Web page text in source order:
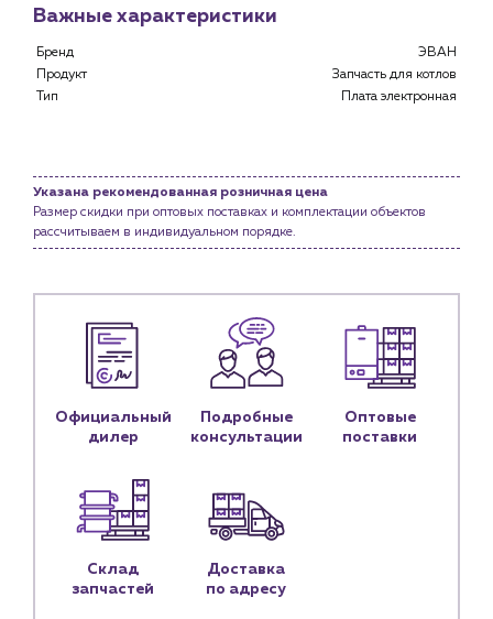
Доставка
Портфолио
Блог
Личный кабинет
Контакты
Контактные данные
Чат-бот
+7 (918) 070-19-79
Важные характеристики
Бренд
ЭВАН
Продукт
Запчасть для котлов
Тип
Плата электронная
Указана рекомендованная розничная цена
Размер скидки при оптовых поставках и комплектации объектов
рассчитываем в индивидуальном порядке.
Официальный
дилер
Подробные
консультации
Оптовые
поставки
Склад
запчастей
Доставка
по адресу